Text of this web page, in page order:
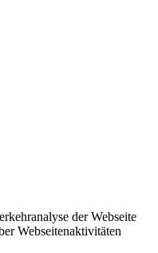
der Webseite
Webseitenaktivitäten